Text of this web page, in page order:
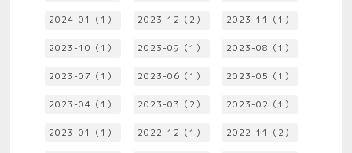
2024-01（1） 2023-12（2） 2023-11（1）
2023-10（1） 2023-09（1） 2023-08（1）
2023-07（1） 2023-06（1） 2023-05（1）
2023-04（1） 2023-03（2） 2023-02（1）
2023-01（1） 2022-12（1） 2022-11（2）